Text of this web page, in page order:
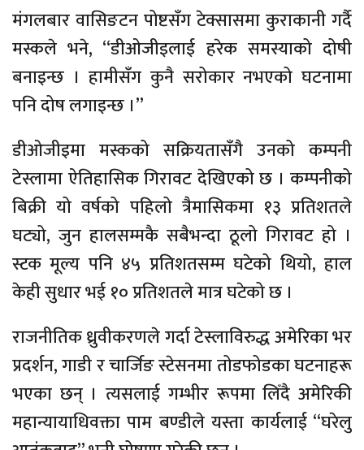
मंगलबार वासिङटन पोष्टसँग टेक्सासमा कुराकानी गर्दै
मस्कले भने, “डीओजीइलाई हरेक समस्याको दोषी
बनाइन्छ । हामीसँग कुनै सरोकार नभएको घटनामा
पनि दोष लगाइन्छ ।”
डीओजीइमा मस्कको सक्रियतासँगै उनको कम्पनी
टेस्लामा ऐतिहासिक गिरावट देखिएको छ । कम्पनीको
बिक्री यो वर्षको पहिलो त्रैमासिकमा १३ प्रतिशतले
घट्यो, जुन हालसम्मकै सबैभन्दा ठूलो गिरावट हो ।
स्टक मूल्य पनि ४५ प्रतिशतसम्म घटेको थियो, हाल
केही सुधार भई १० प्रतिशतले मात्र घटेको छ ।
राजनीतिक ध्रुवीकरणले गर्दा टेस्लाविरुद्ध अमेरिका भर
प्रदर्शन, गाडी र चार्जिङ स्टेसनमा तोडफोडका घटनाहरू
भएका छन् । त्यसलाई गम्भीर रूपमा लिँदै अमेरिकी
महान्यायाधिवक्ता पाम बण्डीले यस्ता कार्यलाई “घरेलु